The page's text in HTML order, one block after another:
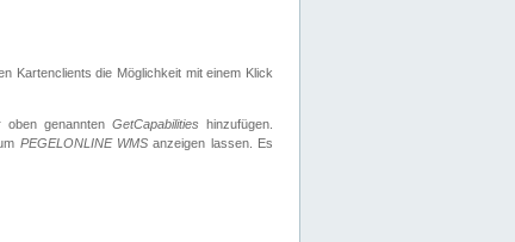
Kartenclients die Möglichkeit mit einem Klick
genannten GetCapabilities hinzufügen.
PEGELONLINE WMSanzeigen lassen. Es